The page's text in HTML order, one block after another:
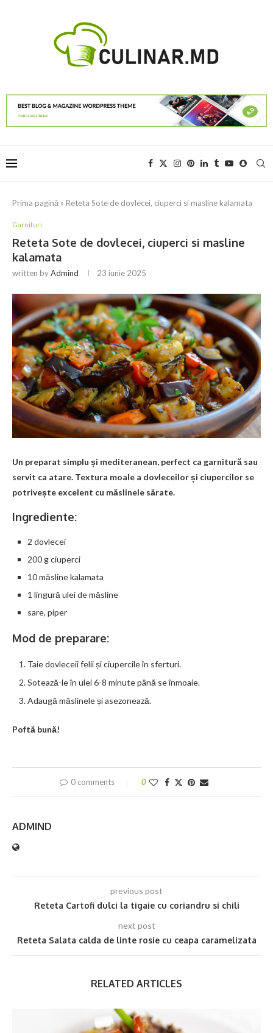
Prima pagină » Reteta Sote de dovlecei, ciuperci si masline kalamata
Garnituri
Reteta Sote de dovlecei, ciuperci si masline
kalamata
written byAdmind 23 iunie 2025
Un preparat simplu și mediteranean, perfect ca garnitură sau
servit ca atare. Textura moale a dovleceilor și ciupercilor se
potrivește excelent cu măslinele sărate.
Ingrediente:
2 dovlecei
200 g ciuperci
10 măsline kalamata
1 lingură ulei de măsline
sare, piper
Mod de preparare:
Taie dovleceii felii și ciupercile în sferturi.
Sotează-le în ulei 6-8 minute până se înmoaie.
Adaugă măslinele și asezonează.
Poftă bună!
0 comments 0
ADMIND
previous post
Reteta Cartofi dulci la tigaie cu coriandru si chili
next post
Reteta Salata calda de linte rosie cu ceapa caramelizata
RELATED ARTICLES